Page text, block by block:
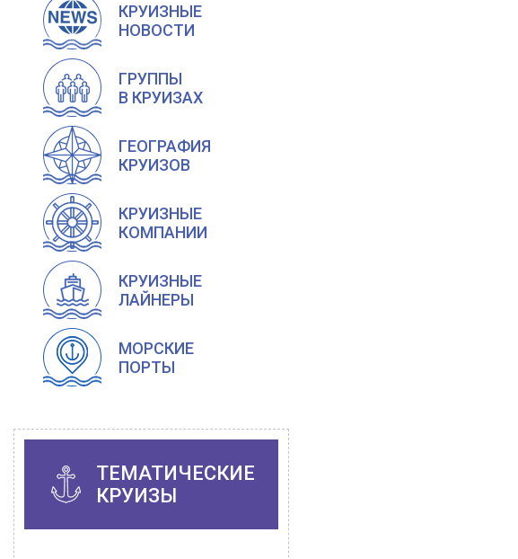
КРУИЗНЫЕ
НОВОСТИ
ГРУППЫ
В КРУИЗАХ
ГЕОГРАФИЯ
КРУИЗОВ
КРУИЗНЫЕ
КОМПАНИИ
КРУИЗНЫЕ
ЛАЙНЕРЫ
МОРСКИЕ
ПОРТЫ
ТЕМАТИЧЕСКИЕ
КРУИЗЫ